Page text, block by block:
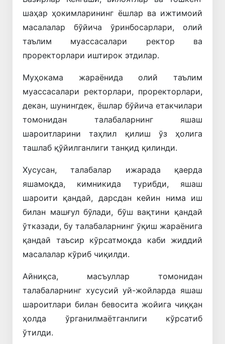
шаҳар ҳокимларининг ёшлар ва ижтимоий
масалалар бўйича ўринбосарлари, олий
таълим муассасалари ректор ва
проректорлари иштирок этдилар.
Муҳокама жараёнида олий таълим
муассасалари ректорлари, проректорлари,
декан, шунингдек, ёшлар бўйича етакчилари
томонидан талабаларнинг яшаш
шароитларини таҳлил қилиш ўз ҳолига
ташлаб қўйилганлиги танқид қилинди.
Хусусан, талабалар ижарада қаерда
яшамоқда, кимникида турибди, яшаш
шароити қандай, дарсдан кейин нима иш
билан машғул бўлади, бўш вақтини қандай
ўтказади, бу талабаларнинг ўқиш жараёнига
қандай таъсир кўрсатмоқда каби жиддий
масалалар кўриб чиқилди.
Айниқса, масъуллар томонидан
талабаларнинг хусусий уй-жойларда яшаш
шароитлари билан бевосита жойига чиққан
ҳолда ўрганилмаётганлиги кўрсатиб
ўтилди.